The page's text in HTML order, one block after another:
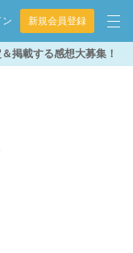
ン 新規会員登録
掲載する感想大募集！